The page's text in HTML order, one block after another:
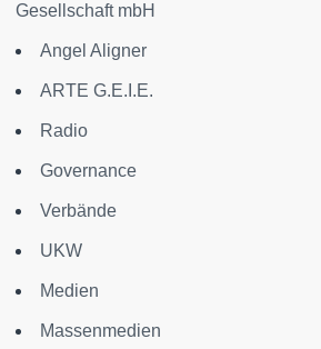
Gesellschaft mbH
Angel Aligner
ARTE G.E.I.E.
Radio
Governance
Verbände
UKW
Medien
Massenmedien